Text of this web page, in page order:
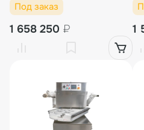
Под заказ
1 658 250 ₽ 1